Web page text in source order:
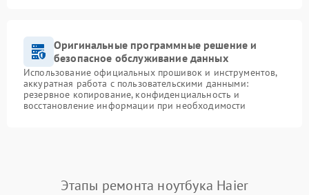
Оригинальные программные решение и
безопасное обслуживание данных
Использование официальных прошивок и инструментов,
аккуратная работа с пользовательскими данными:
резервное копирование, конфиденциальность и
восстановление информации при необходимости
Этапы ремонта ноутбука Haier